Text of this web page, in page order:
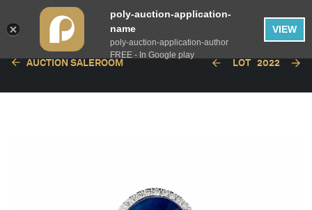
AUCTION SALEROOM LOT 2022
poly-auction-application-
name
poly-auction-application-author
FREE - In Google play
VIEW